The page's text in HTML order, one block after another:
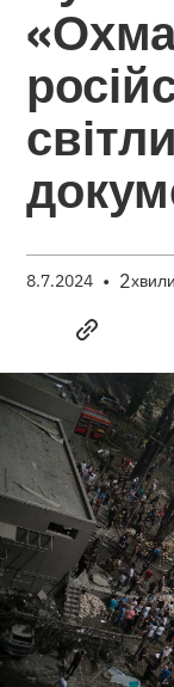
8.7.2024 • 2